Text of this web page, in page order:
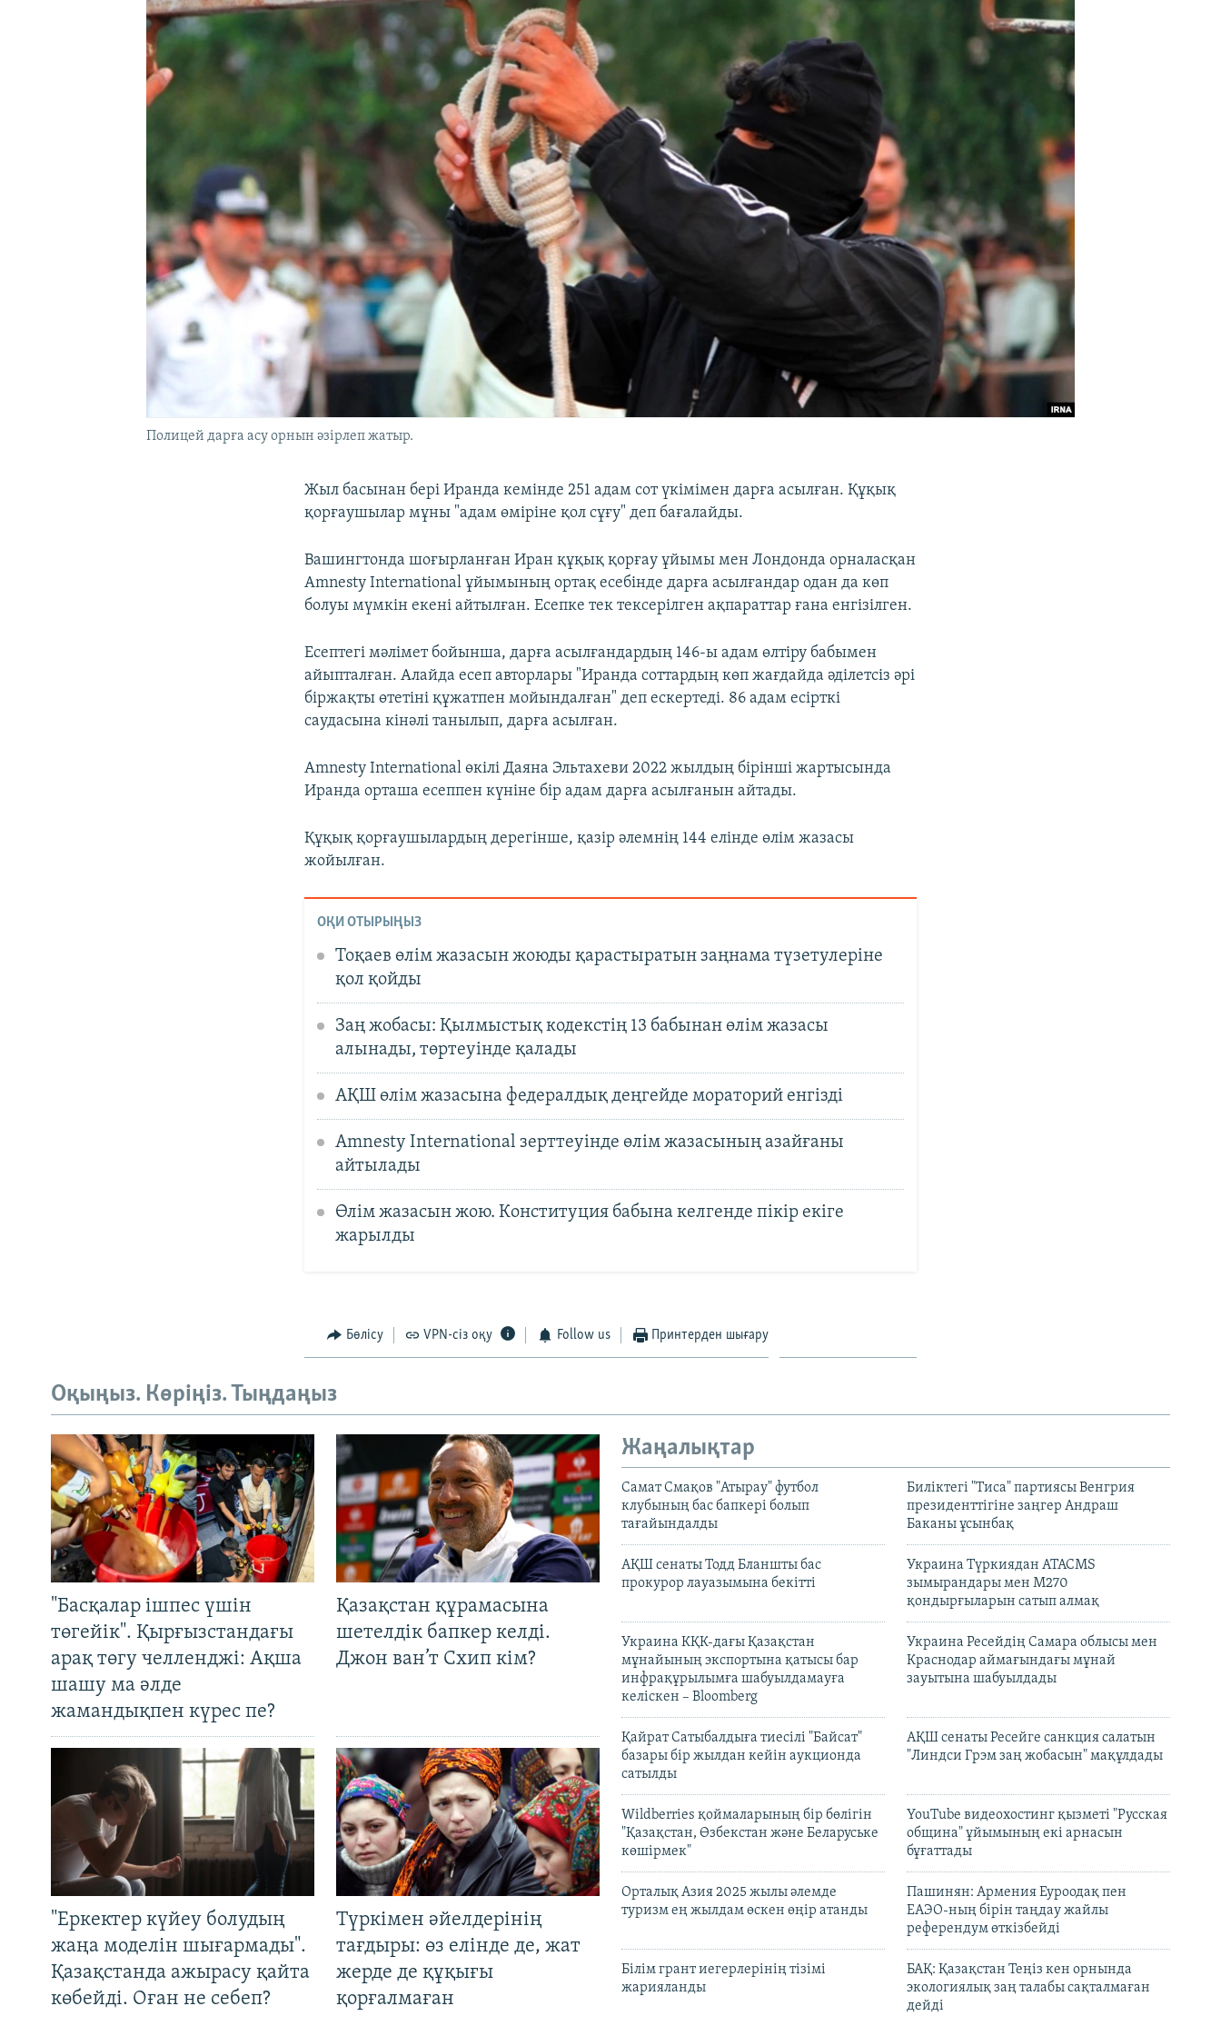
Полицей дарға асу орнын әзірлеп жатыр.
Жыл басынан бері Иранда кемінде 251 адам сот үкімімен дарға асылған. Құқық
қорғаушылар мұны "адам өміріне қол сұғу" деп бағалайды.
Вашингтонда шоғырланған Иран құқық қорғау ұйымы мен Лондонда орналасқан
Amnesty International ұйымының ортақ есебінде дарға асылғандар одан да көп
болуы мүмкін екені айтылған. Есепке тек тексерілген ақпараттар ғана енгізілген.
Есептегі мәлімет бойынша, дарға асылғандардың 146-ы адам өлтіру бабымен
айыпталған. Алайда есеп авторлары "Иранда соттардың көп жағдайда әділетсіз әрі
біржақты өтетіні құжатпен мойындалған" деп ескертеді. 86 адам есірткі
саудасына кінәлі танылып, дарға асылған.
Amnesty International өкілі Даяна Эльтахеви 2022 жылдың бірінші жартысында
Иранда орташа есеппен күніне бір адам дарға асылғанын айтады.
Құқық қорғаушылардың дерегінше, қазір әлемнің 144 елінде өлім жазасы
жойылған.
ОҚИ ОТЫРЫҢЫЗ
Тоқаев өлім жазасын жоюды қарастыратын заңнама түзетулеріне
қол қойды
Заң жобасы: Қылмыстық кодекстің 13 бабынан өлім жазасы
алынады, төртеуінде қалады
АҚШ өлім жазасына федералдық деңгейде мораторий енгізді
Amnesty International зерттеуінде өлім жазасының азайғаны
айтылады
Өлім жазасын жою. Конституция бабына келгенде пікір екіге
жарылды
Бөлісу VPN-сіз оқу Follow us Принтерден шығару
Оқыңыз. Көріңіз. Тыңдаңыз
"Басқалар ішпес үшін
төгейік". Қырғызстандағы
арақ төгу челленджі: Ақша
шашу ма әлде
жамандықпен күрес пе?
Қазақстан құрамасына
шетелдік бапкер келді.
Джон ван’т Схип кім?
"Еркектер күйеу болудың
жаңа моделін шығармады".
Қазақстанда ажырасу қайта
көбейді. Оған не себеп?
Түркімен әйелдерінің
тағдыры: өз елінде де, жат
жерде де құқығы
қорғалмаған
Жаңалықтар
Самат Смақов "Атырау" футбол
клубының бас бапкері болып
тағайындалды
Биліктегі "Тиса" партиясы Венгрия
президенттігіне заңгер Андраш
Баканы ұсынбақ
АҚШ сенаты Тодд Бланшты бас
прокурор лауазымына бекітті
Украина Түркиядан ATACMS
зымырандары мен M270
қондырғыларын сатып алмақ
Украина КҚК-дағы Қазақстан
мұнайының экспортына қатысы бар
инфрақұрылымға шабуылдамауға
келіскен – Bloomberg
Украина Ресейдің Самара облысы мен
Краснодар аймағындағы мұнай
зауытына шабуылдады
Қайрат Сатыбалдыға тиесілі "Байсат"
базары бір жылдан кейін аукционда
сатылды
АҚШ сенаты Ресейге санкция салатын
"Линдси Грэм заң жобасын" мақұлдады
Wildberries қоймаларының бір бөлігін
"Қазақстан, Өзбекстан және Беларуське
көшірмек"
YouTube видеохостинг қызметі "Русская
община" ұйымының екі арнасын
бұғаттады
Орталық Азия 2025 жылы әлемде
туризм ең жылдам өскен өңір атанды
Пашинян: Армения Еуроодақ пен
ЕАЭО-ның бірін таңдау жайлы
референдум өткізбейді
Білім грант иегерлерінің тізімі
жарияланды
БАҚ: Қазақстан Теңіз кен орнында
экологиялық заң талабы сақталмаған
дейді